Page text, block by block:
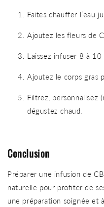
Faites chauffer l’eau
Ajoutez les fleurs de
Laissez infuser 8 à 10
Ajoutez le corps gras
Filtrez, personnalisez
dégustez chaud.
Conclusion
Préparer une infusion de
naturelle pour profiter de
une préparation soignée et